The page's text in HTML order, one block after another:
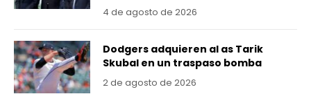
4 de agosto de 2026
Dodgers adquieren al as Tarik
Skubal en un traspaso bomba
2 de agosto de 2026